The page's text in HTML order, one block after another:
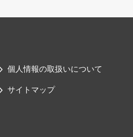
個人情報の取扱いについて
サイトマップ